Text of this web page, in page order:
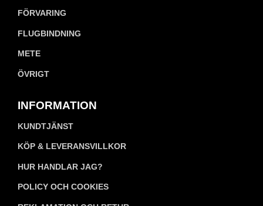
FÖRVARING
FLUGBINDNING
METE
ÖVRIGT
INFORMATION
KUNDTJÄNST
KÖP & LEVERANSVILLKOR
HUR HANDLAR JAG?
POLICY OCH COOKIES